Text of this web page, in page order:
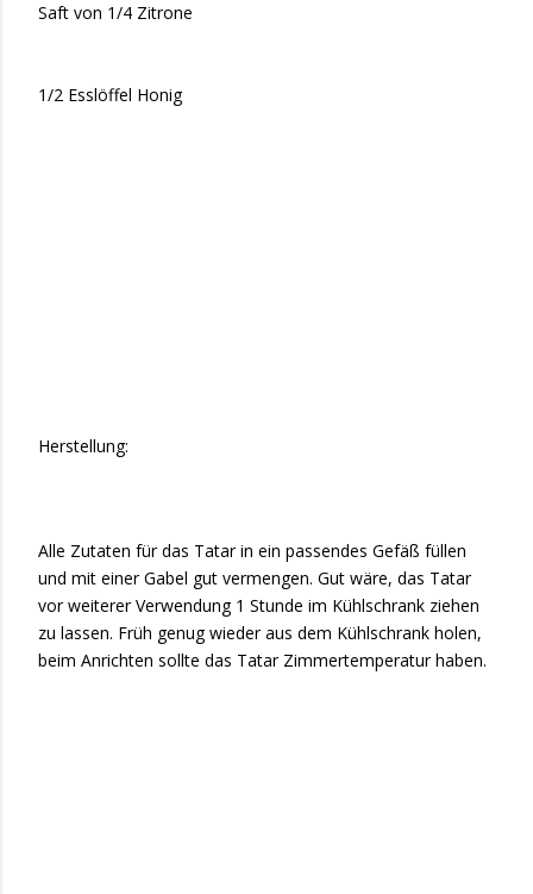
Saft von 1/4 Zitrone
1/2 Esslöffel Honig
Herstellung:
Alle Zutaten für das Tatar in ein passendes Gefäß füllen
und mit einer Gabel gut vermengen. Gut wäre, das Tatar
vor weiterer Verwendung 1 Stunde im Kühlschrank ziehen
zu lassen. Früh genug wieder aus dem Kühlschrank holen,
beim Anrichten sollte das Tatar Zimmertemperatur haben.